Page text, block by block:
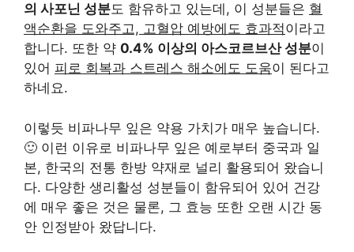
의 사포닌 성분도 함유하고 있는데, 이 성분들은 혈
액순환을 도와주고, 고혈압 예방에도 효과적이라고
합니다. 또한 약 0.4% 이상의 아스코르브산 성분이
있어 피로 회복과 스트레스 해소에도 도움이 된다고
하네요.
이렇듯 비파나무 잎은 약용 가치가 매우 높습니다.
🙂 이런 이유로 비파나무 잎은 예로부터 중국과 일
본, 한국의 전통 한방 약재로 널리 활용되어 왔습니
다. 다양한 생리활성 성분들이 함유되어 있어 건강
에 매우 좋은 것은 물론, 그 효능 또한 오랜 시간 동
안 인정받아 왔답니다.